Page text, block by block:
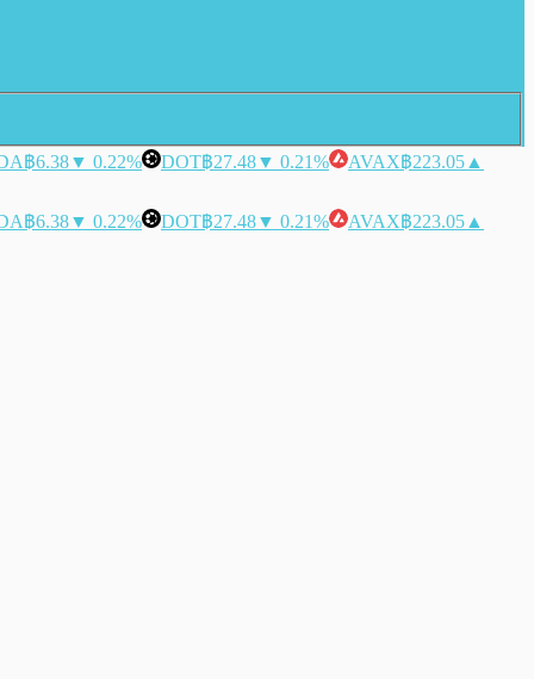
฿6.38▼ 0.22% DOT฿27.48▼ 0.21% AVAX฿223.05 ▲
฿6.38▼ 0.22% DOT฿27.48▼ 0.21% AVAX฿223.05 ▲